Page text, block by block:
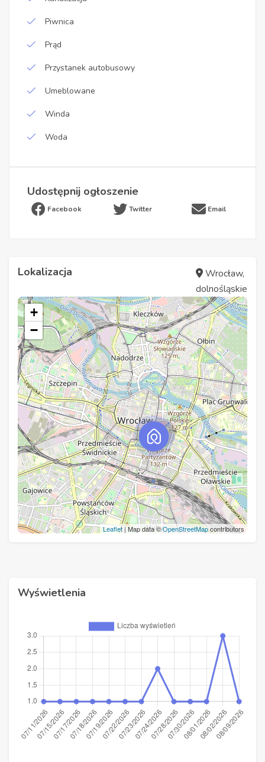
Piwnica
Prąd
Przystanek autobusowy
Umeblowane
Winda
Woda
Udostępnij ogłoszenie
Facebook Twitter Email
Lokalizacja
Wrocław,
dolnośląskie
+
−
Leaflet| Map data ©OpenStreetMapcontributors
Wyświetlenia